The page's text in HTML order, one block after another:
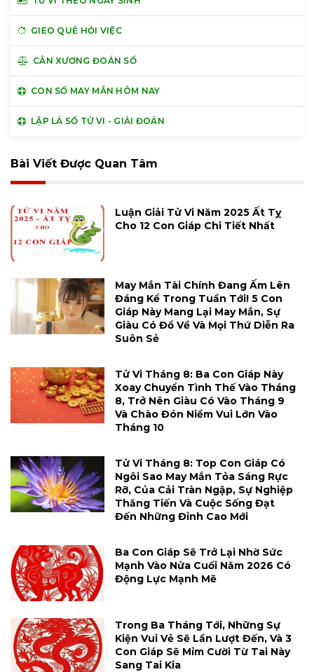
GIEO QUẺ HỎI VIỆC
CÂN XƯƠNG ĐOÁN SỐ
CON SỐ MAY MẮN HÔM NAY
LẬP LÁ SỐ TỬ VI - GIẢI ĐOÁN
Bài Viết Được Quan Tâm
Luận Giải Tử Vi Năm 2025 Ất Tỵ
Cho 12 Con Giáp Chi Tiết Nhất
May Mắn Tài Chính Đang Ấm Lên
Đáng Kể Trong Tuần Tới! 5 Con
Giáp Này Mang Lại May Mắn, Sự
Giàu Có Đổ Về Và Mọi Thứ Diễn Ra
Suôn Sẻ
Tử Vi Tháng 8: Ba Con Giáp Này
Xoay Chuyển Tình Thế Vào Tháng
8, Trở Nên Giàu Có Vào Tháng 9
Và Chào Đón Niềm Vui Lớn Vào
Tháng 10
Tử Vi Tháng 8: Top Con Giáp Có
Ngôi Sao May Mắn Tỏa Sáng Rực
Rỡ, Của Cải Tràn Ngập, Sự Nghiệp
Thăng Tiến Và Cuộc Sống Đạt
Đến Những Đỉnh Cao Mới
Ba Con Giáp Sẽ Trở Lại Nhờ Sức
Mạnh Vào Nửa Cuối Năm 2026 Có
Động Lực Mạnh Mẽ
Trong Ba Tháng Tới, Những Sự
Kiện Vui Vẻ Sẽ Lần Lượt Đến, Và 3
Con Giáp Sẽ Mỉm Cười Từ Tai Này
Sang Tai Kia